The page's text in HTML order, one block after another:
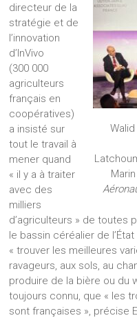
directeur de la
stratégie et de
l’innovation
d’InVivo
(300 000
agriculteurs
français en
coopératives)
a insisté sur
tout le travail à
mener quand
« il y a à traiter
avec des
milliers
d’agriculteurs » de toutes
le bassin céréalier de
« trouver les meilleures
ravageurs, aux sols, au
produire de la bière ou du
toujours connu, que « les
sont françaises », précise